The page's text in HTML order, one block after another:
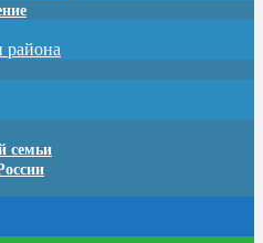
района
семьи